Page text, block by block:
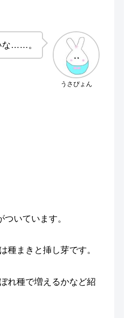
うさぴょん
な……。
いています。
種まきと挿し芽です。
れ種で増えるかなど紹